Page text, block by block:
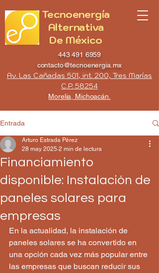
443 491 6959
contacto@tecnoenergia.mx
Av. Las Cañadas 501, int. 200, Tres Marías
C.P. 58254
Morelia, Michoacán.
Tecnoenergía
Alternativa
De México
Entrada
Financiamiento
disponible: Instalación de
paneles solares para
empresas
Arturo Estrada Pérez
28 may 2025 2 min de lectura
En la actualidad, la instalación de
paneles solares se ha convertido en
una opción cada vez más popular entre
las empresas que buscan reducir sus